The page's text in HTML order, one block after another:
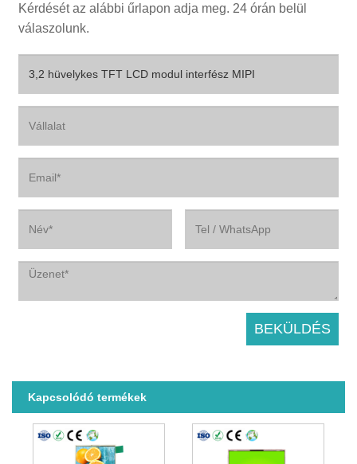
Kérdését az alábbi űrlapon adja meg. 24 órán belül
válaszolunk.
Kapcsolódó termékek